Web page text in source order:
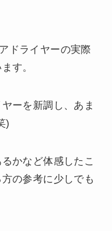
ドライヤーの実際
す。
ーを新調し、あま
)
かなど体感したこ
の参考に少しでも